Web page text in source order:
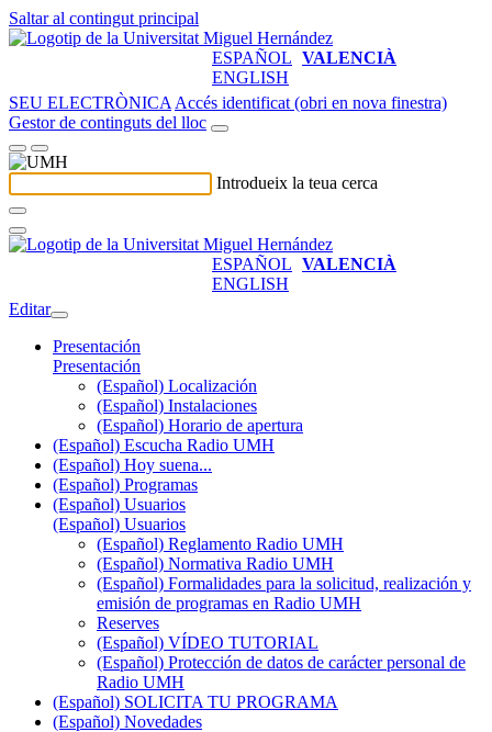
Saltar al contingut principal
ESPAÑOL VALENCIÀ
ENGLISH
SEU ELECTRÒNICA Accés identificat (obri en nova finestra)
Gestor de continguts del lloc
Introdueix la teua cerca
ESPAÑOL VALENCIÀ
ENGLISH
Editar
Presentación
Presentación
(Español) Localización
(Español) Instalaciones
(Español) Horario de apertura
(Español) Escucha Radio UMH
(Español) Hoy suena...
(Español) Programas
(Español) Usuarios
(Español) Usuarios
(Español) Reglamento Radio UMH
(Español) Normativa Radio UMH
(Español) Formalidades para la solicitud, realización y
emisión de programas en Radio UMH
Reserves
(Español) VÍDEO TUTORIAL
(Español) Protección de datos de carácter personal de
Radio UMH
(Español) SOLICITA TU PROGRAMA
(Español) Novedades